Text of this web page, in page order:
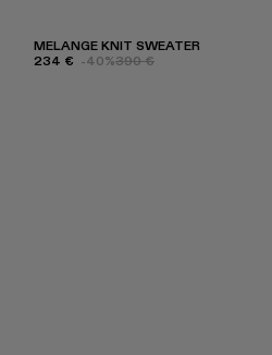
MELANGE KNIT SWEATER
234 € -40%390 €